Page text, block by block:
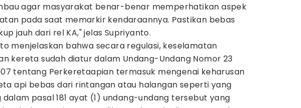
agar masyarakat benar-benar memperhatikan aspek
pada saat memarkir kendaraannya. Pastikan bebas
jauh dari rel KA," jelas Supriyanto.
menjelaskan bahwa secara regulasi, keselamatan
kereta sudah diatur dalam Undang-Undang Nomor 23
tentang Perkeretaapian termasuk mengenai keharusan
api bebas dari rintangan atau halangan seperti yang
pasal 181 ayat (1) undang-undang tersebut yang